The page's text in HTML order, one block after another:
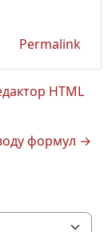
Permalink
HTML
формул →